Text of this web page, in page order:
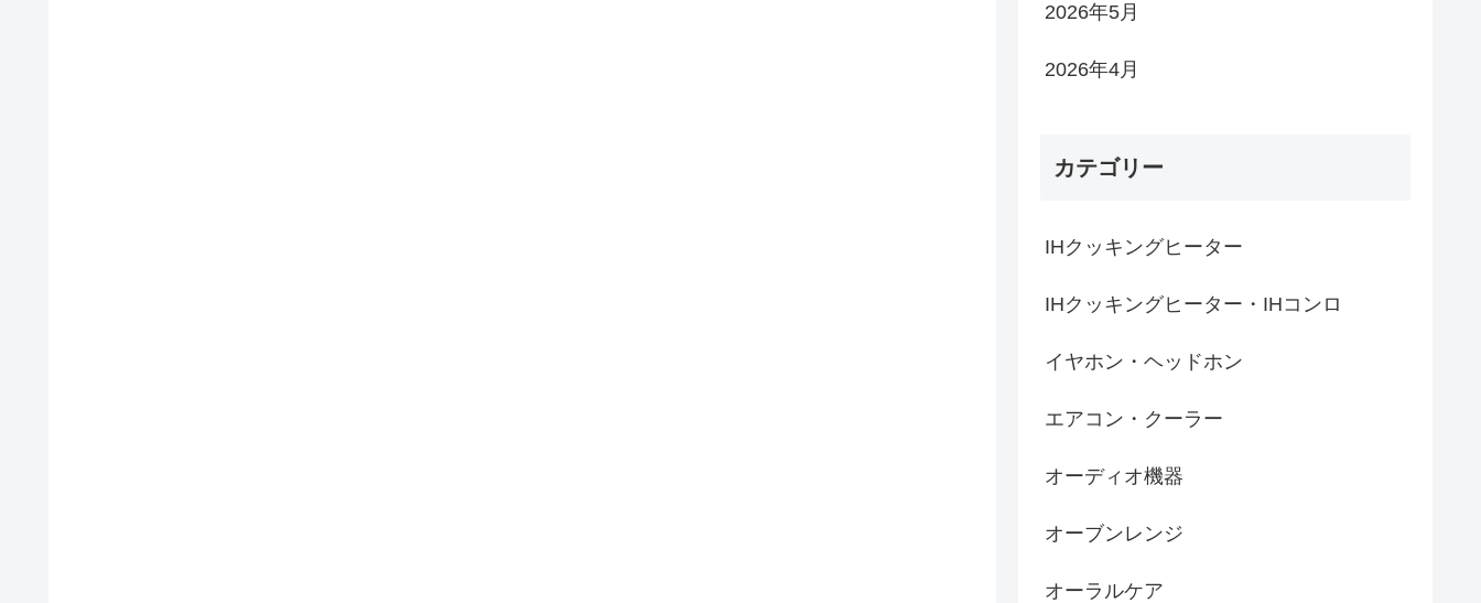
2026年5月
2026年4月
カテゴリー
IHクッキングヒーター
IHクッキングヒーター・IHコンロ
イヤホン・ヘッドホン
エアコン・クーラー
オーディオ機器
オーブンレンジ
オーラルケア